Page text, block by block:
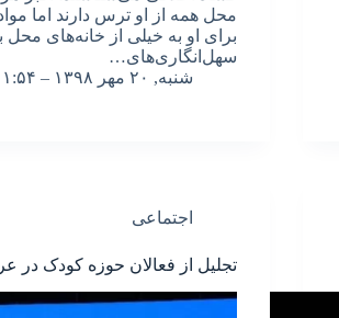
محل همه از او ترس دارند اما
برای او به خیلی از خانه‌های محل
سهل‌انگاری‌های…
شنبه, ۲۰ مهر ۱۳۹۸ – ۱۱:۵۴
اجتماعی
تجلیل از فعالان حوزه کودک در